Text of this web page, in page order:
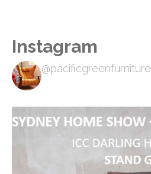
Instagram
@pacificgreenfurniture